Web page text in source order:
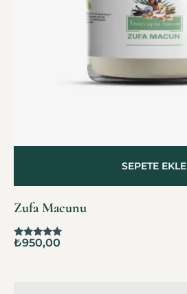
Zufa Macunu
5 üzerinden
₺950,00
SEPETE EKLE